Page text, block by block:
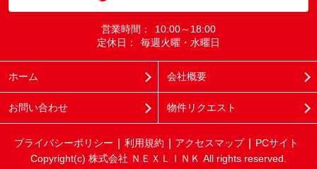
営業時間：
10:00～18:00
定休日：
毎週火曜・水曜日
ホーム 会社概要
お問い合わせ 物件リクエスト
プライバシーポリシー 利用規約 アクセスマップ
PCサイト
Copyright(c) 株式会社 ＮＥＸＬＩＮＫ All rights reserved.